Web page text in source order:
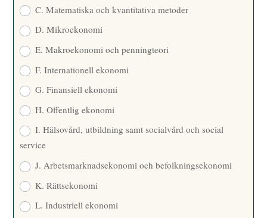
C. Matematiska och kvantitativa metoder
D. Mikroekonomi
E. Makroekonomi och penningteori
F. Internationell ekonomi
G. Finansiell ekonomi
H. Offentlig ekonomi
I. Hälsovård, utbildning samt socialvård och social
service
J. Arbetsmarknadsekonomi och befolkningsekonomi
K. Rättsekonomi
L. Industriell ekonomi